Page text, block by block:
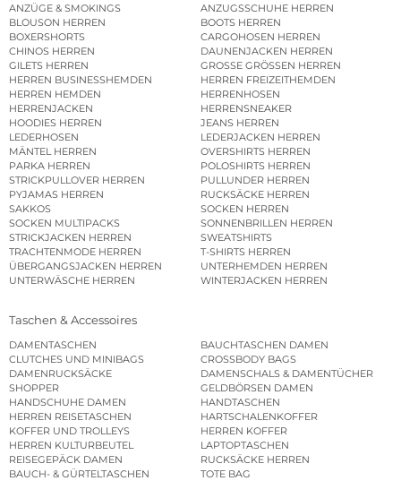
ANZÜGE & SMOKINGS
ANZUGSSCHUHE HERREN
BLOUSON HERREN
BOOTS HERREN
BOXERSHORTS
CARGOHOSEN HERREN
CHINOS HERREN
DAUNENJACKEN HERREN
GILETS HERREN
GROSSE GRÖSSEN HERREN
HERREN BUSINESSHEMDEN
HERREN FREIZEITHEMDEN
HERREN HEMDEN
HERRENHOSEN
HERRENJACKEN
HERRENSNEAKER
HOODIES HERREN
JEANS HERREN
LEDERHOSEN
LEDERJACKEN HERREN
MÄNTEL HERREN
OVERSHIRTS HERREN
PARKA HERREN
POLOSHIRTS HERREN
STRICKPULLOVER HERREN
PULLUNDER HERREN
PYJAMAS HERREN
RUCKSÄCKE HERREN
SAKKOS
SOCKEN HERREN
SOCKEN MULTIPACKS
SONNENBRILLEN HERREN
STRICKJACKEN HERREN
SWEATSHIRTS
TRACHTENMODE HERREN
T-SHIRTS HERREN
ÜBERGANGSJACKEN HERREN
UNTERHEMDEN HERREN
UNTERWÄSCHE HERREN
WINTERJACKEN HERREN
Taschen & Accessoires
DAMENTASCHEN
BAUCHTASCHEN DAMEN
CLUTCHES UND MINIBAGS
CROSSBODY BAGS
DAMENRUCKSÄCKE
DAMENSCHALS & DAMENTÜCHER
SHOPPER
GELDBÖRSEN DAMEN
HANDSCHUHE DAMEN
HANDTASCHEN
HERREN REISETASCHEN
HARTSCHALENKOFFER
KOFFER UND TROLLEYS
HERREN KOFFER
HERREN KULTURBEUTEL
LAPTOPTASCHEN
REISEGEPÄCK DAMEN
RUCKSÄCKE HERREN
BAUCH- & GÜRTELTASCHEN
TOTE BAG